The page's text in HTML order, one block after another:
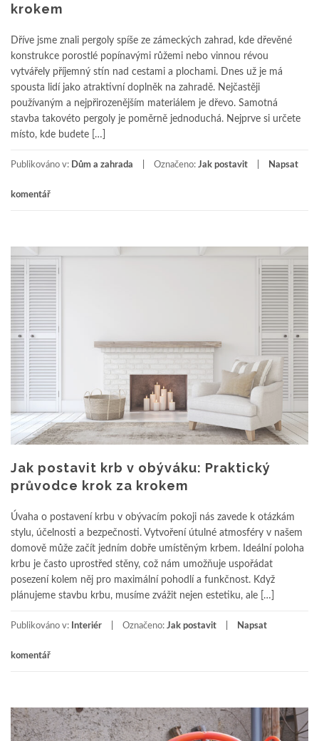
krokem
Dříve jsme znali pergoly spíše ze zámeckých zahrad, kde dřevěné
konstrukce porostlé popínavými růžemi nebo vinnou révou
vytvářely příjemný stín nad cestami a plochami. Dnes už je má
spousta lidí jako atraktivní doplněk na zahradě. Nejčastěji
používaným a nejpřirozenějším materiálem je dřevo. Samotná
stavba takovéto pergoly je poměrně jednoduchá. Nejprve si určete
místo, kde budete […]
Publikováno v: Dům a zahrada Označeno: Jak postavit Napsat
komentář
Jak postavit krb v obýváku: Praktický
průvodce krok za krokem
Úvaha o postavení krbu v obývacím pokoji nás zavede k otázkám
stylu, účelnosti a bezpečnosti. Vytvoření útulné atmosféry v našem
domově může začít jedním dobře umístěným krbem. Ideální poloha
krbu je často uprostřed stěny, což nám umožňuje uspořádat
posezení kolem něj pro maximální pohodlí a funkčnost. Když
plánujeme stavbu krbu, musíme zvážit nejen estetiku, ale […]
Publikováno v: Interiér Označeno: Jak postavit Napsat
komentář